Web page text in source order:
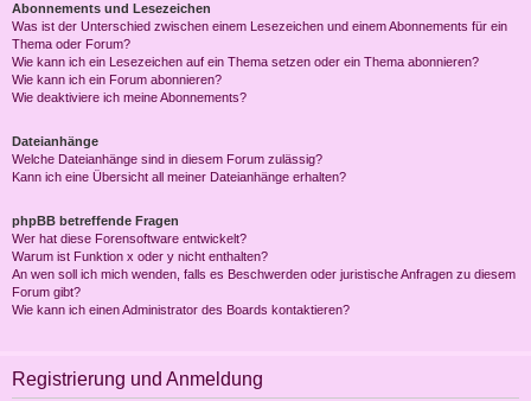
Abonnements und Lesezeichen
Was ist der Unterschied zwischen einem Lesezeichen und einem Abonnements für ein
Thema oder Forum?
Wie kann ich ein Lesezeichen auf ein Thema setzen oder ein Thema abonnieren?
Wie kann ich ein Forum abonnieren?
Wie deaktiviere ich meine Abonnements?
Dateianhänge
Welche Dateianhänge sind in diesem Forum zulässig?
Kann ich eine Übersicht all meiner Dateianhänge erhalten?
phpBB betreffende Fragen
Wer hat diese Forensoftware entwickelt?
Warum ist Funktion x oder y nicht enthalten?
An wen soll ich mich wenden, falls es Beschwerden oder juristische Anfragen zu diesem
Forum gibt?
Wie kann ich einen Administrator des Boards kontaktieren?
Registrierung und Anmeldung